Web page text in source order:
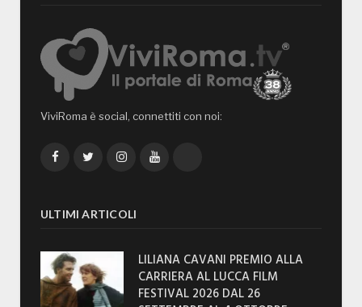
ViviRoma è social, connettiti con noi:
FacebookTwitterInstagramYouTube
ULTIMI ARTICOLI
LILIANA CAVANI PREMIO ALLA
CARRIERA AL LUCCA FILM
FESTIVAL 2026 DAL 26